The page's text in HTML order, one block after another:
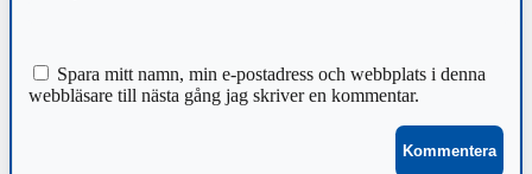
Spara mitt namn, min e-postadress och webbplats i denna
webbläsare till nästa gång jag skriver en kommentar.